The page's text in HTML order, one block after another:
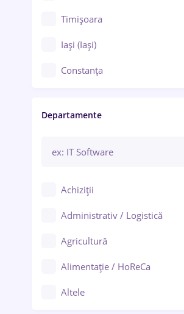
Timișoara
Iași (Iași)
Constanța
Brașov
Bacău
Galați (Galați)
Ploiești
Departamente
Achiziții
Administrativ / Logistică
Agricultură
Alimentație / HoReCa
Altele